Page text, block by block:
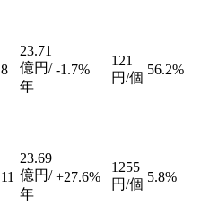
8
23.71
億円/
年
-1.7%
121
円/個
56.2%
11
23.69
億円/
年
+27.6%
1255
円/個 5.8%